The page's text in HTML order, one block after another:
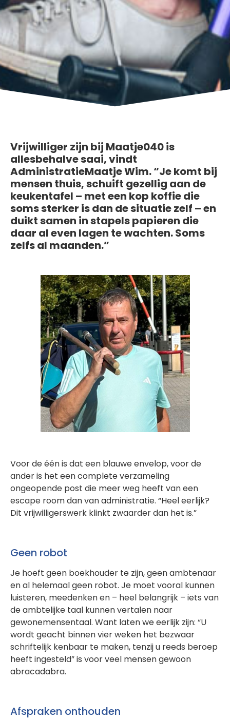
Vrijwilliger zijn bij Maatje040 is
allesbehalve saai, vindt
AdministratieMaatje Wim. “Je komt bij
mensen thuis, schuift gezellig aan de
keukentafel – met een kop koffie die
soms sterker is dan de situatie zelf – en
duikt samen in stapels papieren die
daar al even lagen te wachten. Soms
zelfs al maanden.”
Voor de één is dat een blauwe envelop, voor de
ander is het een complete verzameling
ongeopende post die meer weg heeft van een
escape room dan van administratie. “Heel eerlijk?
Dit vrijwilligerswerk klinkt zwaarder dan het is.”
Geen robot
Je hoeft geen boekhouder te zijn, geen ambtenaar
en al helemaal geen robot. Je moet vooral kunnen
luisteren, meedenken en – heel belangrijk – iets van
de ambtelijke taal kunnen vertalen naar
gewonemensentaal. Want laten we eerlijk zijn: “U
wordt geacht binnen vier weken het bezwaar
schriftelijk kenbaar te maken, tenzij u reeds beroep
heeft ingesteld” is voor veel mensen gewoon
abracadabra.
Afspraken onthouden